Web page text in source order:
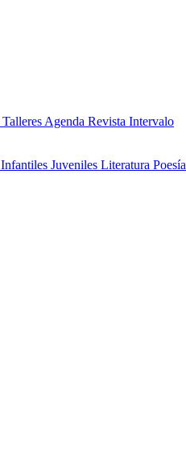
Talleres Agenda Revista Intervalo
Infantiles Juveniles Literatura Poesía